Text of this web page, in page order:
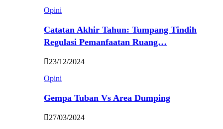
Opini
Catatan Akhir Tahun: Tumpang Tindih
Regulasi Pemanfaatan Ruang…
23/12/2024
Opini
Gempa Tuban Vs Area Dumping
27/03/2024